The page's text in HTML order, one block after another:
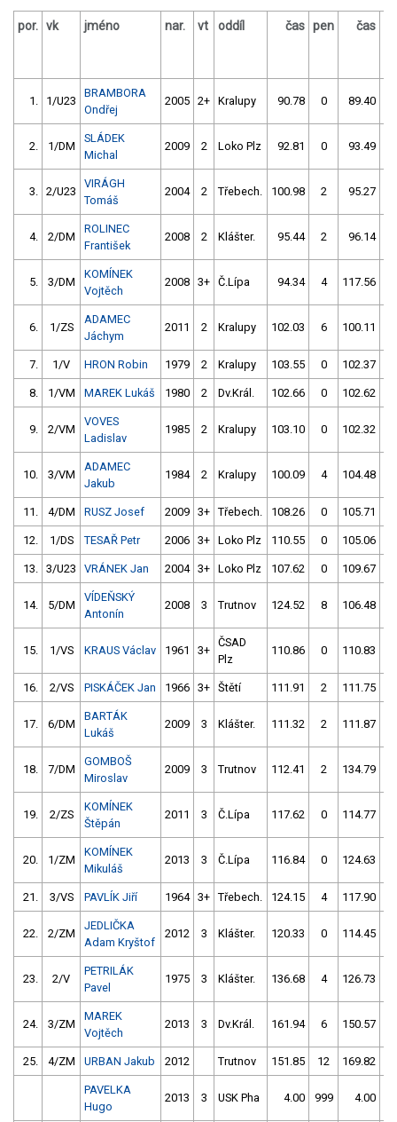
por. vk jméno nar. vt oddíl čas pen čas
1. 1/U23
BRAMBORA
Ondřej
2005 2+ Kralupy 90.78 0 89.40
2. 1/DM
SLÁDEK
Michal
2009 2 Loko Plz 92.81 0 93.49
3. 2/U23
VIRÁGH
Tomáš
2004 2 Třebech. 100.98 2 95.27
4. 2/DM
ROLINEC
František
2008 2 Klášter. 95.44 2 96.14
5. 3/DM
KOMÍNEK
Vojtěch
2008 3+ Č.Lípa 94.34 4 117.56
6. 1/ZS
ADAMEC
Jáchym
2011 2 Kralupy 102.03 6 100.11
7. 1/V HRON Robin 1979 2 Kralupy 103.55 0 102.37
8. 1/VM MAREK Lukáš 1980 2 Dv.Král. 102.66 0 102.62
9. 2/VM
VOVES
Ladislav
1985 2 Kralupy 103.10 0 102.32
10. 3/VM
ADAMEC
Jakub
1984 2 Kralupy 100.09 4 104.48
11. 4/DM RUSZ Josef 2009 3+ Třebech. 108.26 0 105.71
12. 1/DS TESAŘ Petr 2006 3+ Loko Plz 110.55 0 105.06
13. 3/U23 VRÁNEK Jan 2004 3+ Loko Plz 107.62 0 109.67
14. 5/DM
VÍDEŇSKÝ
Antonín
2008 3 Trutnov 124.52 8 106.48
15. 1/VS KRAUS Václav 1961 3+
ČSAD
Plz
110.86 0 110.83
16. 2/VS PISKÁČEK Jan 1966 3+ Štětí 111.91 2 111.75
17. 6/DM
BARTÁK
Lukáš
2009 3 Klášter. 111.32 2 111.87
18. 7/DM
GOMBOŠ
Miroslav
2009 3 Trutnov 112.41 2 134.79
19. 2/ZS
KOMÍNEK
Štěpán
2011 3 Č.Lípa 117.62 0 114.77
20. 1/ZM
KOMÍNEK
Mikuláš
2013 3 Č.Lípa 116.84 0 124.63
21. 3/VS PAVLÍK Jiří 1964 3+ Třebech. 124.15 4 117.90
22. 2/ZM
JEDLIČKA
Adam Kryštof
2012 3 Klášter. 120.33 0 114.45
23. 2/V
PETRILÁK
Pavel
1975 3 Klášter. 136.68 4 126.73
24. 3/ZM
MAREK
Vojtěch
2013 3 Dv.Král. 161.94 6 150.57
25. 4/ZM URBAN Jakub 2012 Trutnov 151.85 12 169.82
PAVELKA
Hugo
2013 3 USK Pha 4.00 999 4.00